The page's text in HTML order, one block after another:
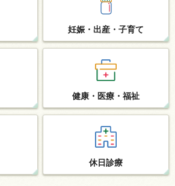
妊娠・出産 ・子育て
健康・医療 ・福祉
休日診療